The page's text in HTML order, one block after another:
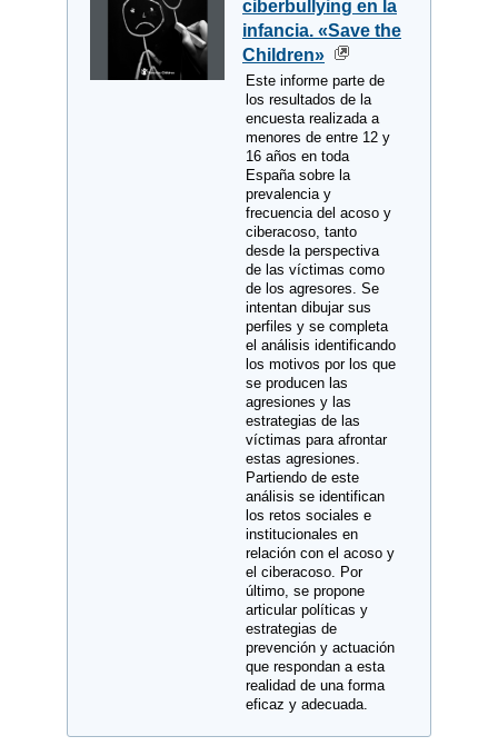
ciberbullying en la
infancia. «Save the
Children»
Este informe parte de
los resultados de la
encuesta realizada a
menores de entre 12 y
16 años en toda
España sobre la
prevalencia y
frecuencia del acoso y
ciberacoso, tanto
desde la perspectiva
de las víctimas como
de los agresores. Se
intentan dibujar sus
perfiles y se completa
el análisis identificando
los motivos por los que
se producen las
agresiones y las
estrategias de las
víctimas para afrontar
estas agresiones.
Partiendo de este
análisis se identifican
los retos sociales e
institucionales en
relación con el acoso y
el ciberacoso. Por
último, se propone
articular políticas y
estrategias de
prevención y actuación
que respondan a esta
realidad de una forma
eficaz y adecuada.